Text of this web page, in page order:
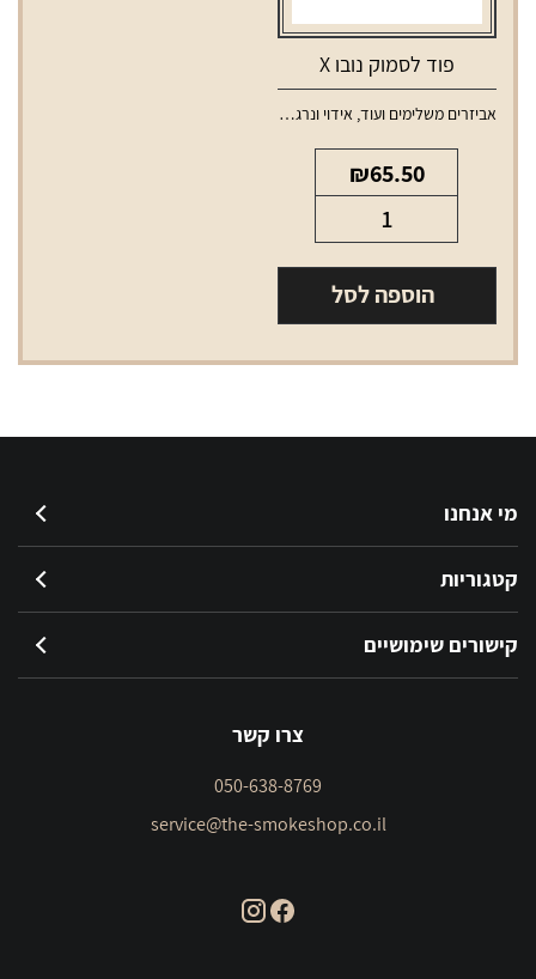
פוד לסמוק נובו X
אביזרים משלימים ועוד, אידוי ונרגילות
₪65.50
של
פוד
לסמוק
הוספה לסל
מי אנחנו
קטגוריות
קישורים שימושיים
צרו קשר
050-638-8769
service@the-smokeshop.co.il